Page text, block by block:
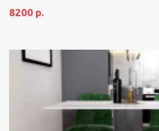
8200 р.